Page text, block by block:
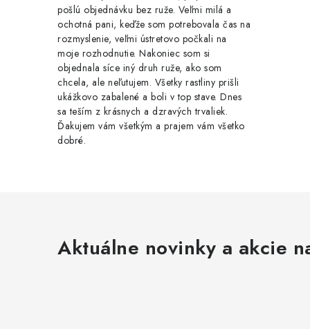
pošlú objednávku bez ruže. Veľmi milá a
ochotná pani, keďže som potrebovala čas na
rozmyslenie, veľmi ústretovo počkali na
moje rozhodnutie. Nakoniec som si
objednala síce iný druh ruže, ako som
chcela, ale neľutujem. Všetky rastliny prišli
ukážkovo zabalené a boli v top stave. Dnes
sa teším z krásnych a dzravých trvaliek.
Ďakujem vám všetkým a prajem vám všetko
dobré.
Aktuálne novinky a akcie